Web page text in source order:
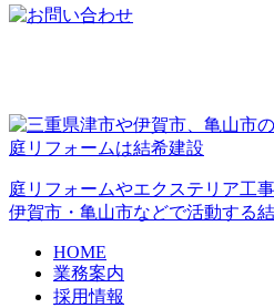
庭リフォームやエクステリア工
伊賀市・亀山市などで活動する
HOME
業務案内
採用情報